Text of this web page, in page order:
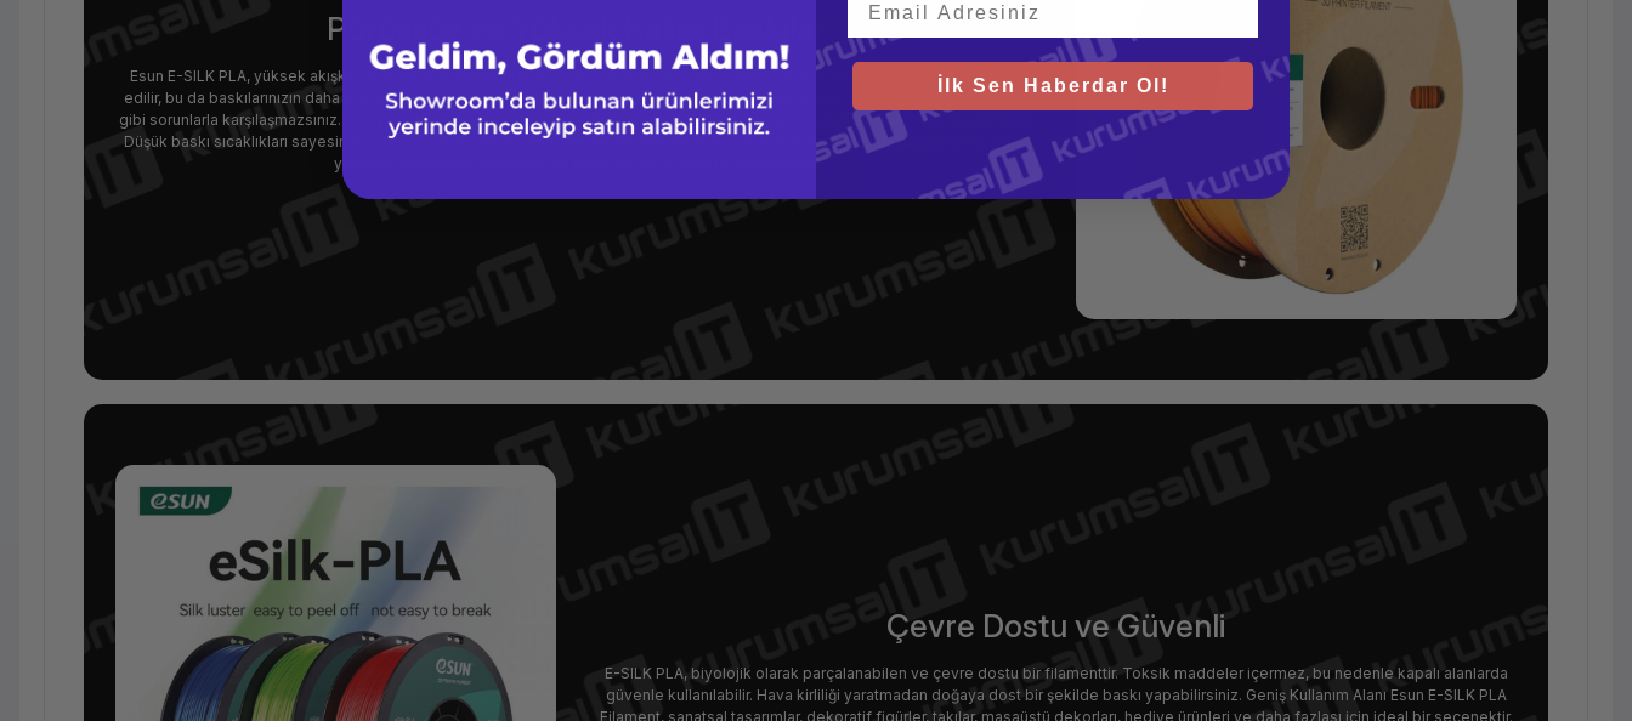
Pürüzsüz ve Yüksek Kalite Baskılar
Esun E-SILK PLA, yüksek akışkanlık özellikleri sayesinde pürüzsüz ve kusursuz bir yüzey oluşturur. Katman çizgileri minimalize
edilir, bu da baskılarınızın daha profesyonel ve estetik görünmesini sağlar. Aynı zamanda, baskı sırasında çatlama veya büzülme
gibi sorunlarla karşılaşmazsınız. Kolay Baskı Deneyimi Esun E-SILK PLA, standart PLA gibi kolayca baskı alınabilen bir malzemedir.
Düşük baskı sıcaklıkları sayesinde zorlu ayarlara gerek kalmadan hızlı bir şekilde sonuç alabilirsiniz. Ayrıca düşük büzülme oranı,
yapışma sorunlarını engelleyerek baskı sürecini daha da kolaylaştırır.
Çevre Dostu ve Güvenli
E-SILK PLA, biyolojik olarak parçalanabilen ve çevre dostu bir filamenttir. Toksik maddeler içermez, bu nedenle kapalı alanlarda
güvenle kullanılabilir. Hava kirliliği yaratmadan doğaya dost bir şekilde baskı yapabilirsiniz. Geniş Kullanım Alanı Esun E-SILK PLA
Filament, sanatsal tasarımlar, dekoratif figürler, takılar, masaüstü dekorları, hediye ürünleri ve daha fazlası için ideal bir seçenektir.
İlk Sen Haberdar Ol!